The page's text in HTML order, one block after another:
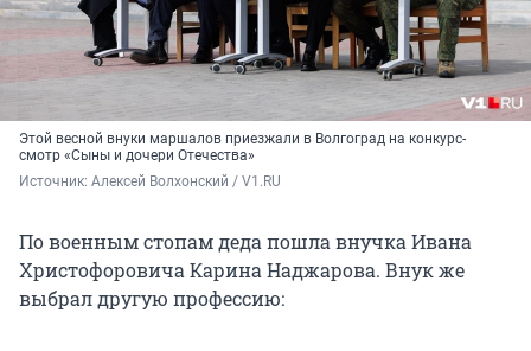
Этой весной внуки маршалов приезжали в Волгоград на конкурс-
смотр «Сыны и дочери Отечества»
Источник: Алексей Волхонский / V1.RU
По военным стопам деда пошла внучка Ивана
Христофоровича Карина Наджарова. Внук же
выбрал другую профессию: